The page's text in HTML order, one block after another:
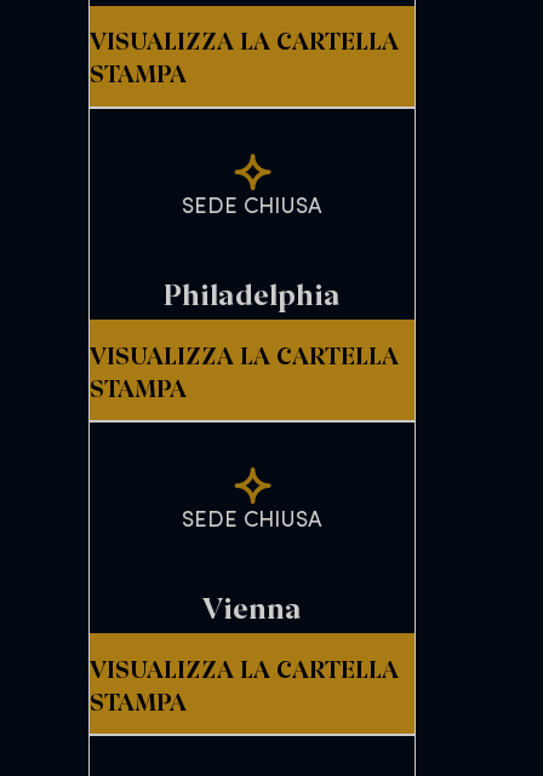
VISUALIZZA LA CARTELLA
STAMPA
SEDE CHIUSA
Philadelphia
VISUALIZZA LA CARTELLA
STAMPA
SEDE CHIUSA
Vienna
VISUALIZZA LA CARTELLA
STAMPA